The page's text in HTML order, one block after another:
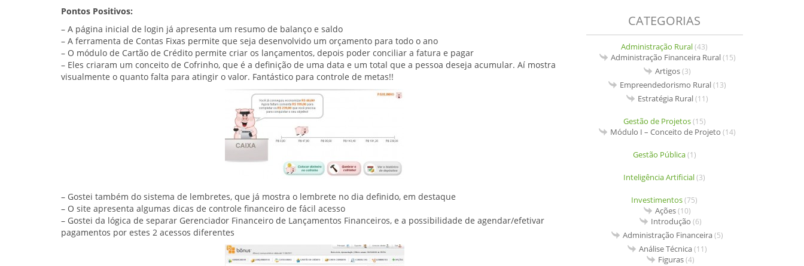
Pontos Positivos:
– A página inicial de login já apresenta um resumo de balanço e saldo
– A ferramenta de Contas Fixas permite que seja desenvolvido um orçamento para todo o ano
– O módulo de Cartão de Crédito permite criar os lançamentos, depois poder conciliar a fatura e pagar
– Eles criaram um conceito de Cofrinho, que é a definição de uma data e um total que a pessoa deseja acumular. Aí mostra
visualmente o quanto falta para atingir o valor. Fantástico para controle de metas!!
– Gostei também do sistema de lembretes, que já mostra o lembrete no dia definido, em destaque
– O site apresenta algumas dicas de controle financeiro de fácil acesso
– Gostei da lógica de separar Gerenciador Financeiro de Lançamentos Financeiros, e a possibilidade de agendar/efetivar
pagamentos por estes 2 acessos diferentes
CATEGORIAS
Administração Rural(43)
Administração Financeira Rural(15)
Artigos(3)
Empreendedorismo Rural(13)
Estratégia Rural(11)
Gestão de Projetos(15)
Módulo I – Conceito de Projeto (14)
Gestão Pública(1)
Inteligência Artificial(3)
Investimentos(75)
Ações(10)
Introdução (6)
Administração Financeira(5)
Análise Técnica(11)
Figuras(4)